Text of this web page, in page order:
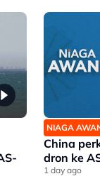
NIAGA
China
dron ke
1 day ago